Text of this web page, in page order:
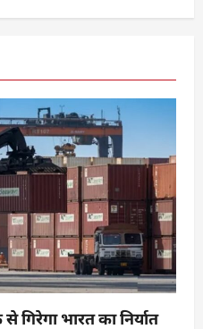
गिरेगा भारत का निर्यात